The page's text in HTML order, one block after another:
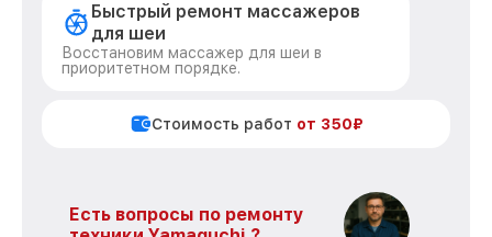
Быстрый ремонт массажеров
для шеи
Восстановим массажер для шеи в
приоритетном порядке.
Стоимость работ от 350₽
Есть вопросы по ремонту